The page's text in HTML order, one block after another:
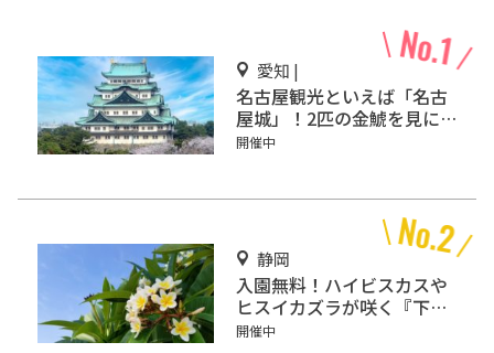
愛知 |
名古屋観光といえば「名古
屋城」！2匹の金鯱を見に
行こう
開催中
静岡
入園無料！ハイビスカスや
ヒスイカズラが咲く『下賀
茂熱帯植物園』で南国気分
開催中